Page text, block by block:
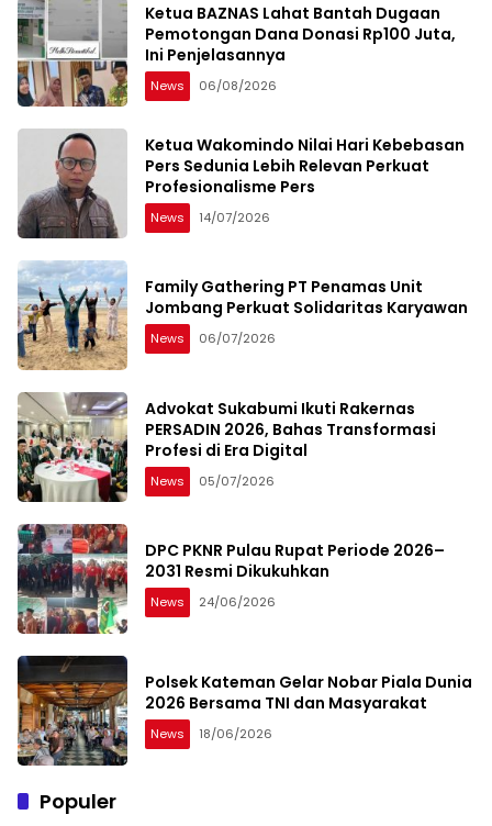
Ketua BAZNAS Lahat Bantah Dugaan
Pemotongan Dana Donasi Rp100 Juta,
Ini Penjelasannya
News 06/08/2026
Ketua Wakomindo Nilai Hari Kebebasan
Pers Sedunia Lebih Relevan Perkuat
Profesionalisme Pers
News 14/07/2026
Family Gathering PT Penamas Unit
Jombang Perkuat Solidaritas Karyawan
News 06/07/2026
Advokat Sukabumi Ikuti Rakernas
PERSADIN 2026, Bahas Transformasi
Profesi di Era Digital
News 05/07/2026
DPC PKNR Pulau Rupat Periode 2026–
2031 Resmi Dikukuhkan
News 24/06/2026
Polsek Kateman Gelar Nobar Piala Dunia
2026 Bersama TNI dan Masyarakat
News 18/06/2026
Populer